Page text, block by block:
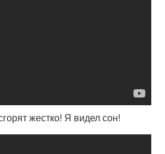
жестко! Я видел сон!